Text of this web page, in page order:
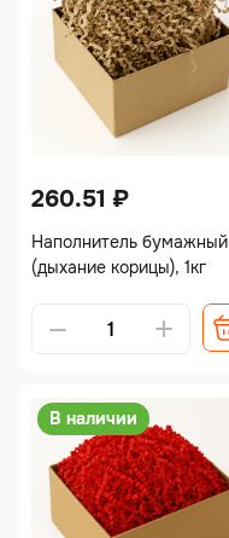
260.51 ₽
Наполнитель бумажный
(дыхание корицы), 1кг
Alternative:
В наличии